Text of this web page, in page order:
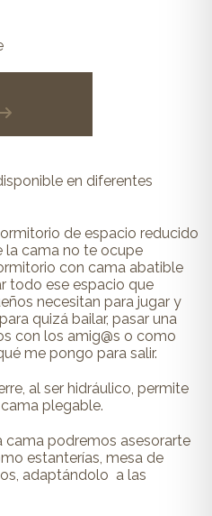
en diferentes
de espacio reducido
la cama no te ocupe
con cama abatible
todo ese espacio que
necesitan para jugar y
quizá bailar, pasar una
con los amig@s o como
me pongo para salir.
al ser hidráulico, permite
plegable.
cama podremos asesorarte
estanterías, mesa de
adaptándolo a las